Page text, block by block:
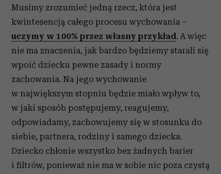
korzystasz z naszej witryny, udostępniamy partnerom
społecznościowym, reklamowym i analitycznym.
Partnerzy mogą połączyć te informacje z innymi danymi
otrzymanymi od Ciebie lub uzyskanymi podczas
korzystania z ich usług.
Musimy zrozumieć jedną rzecz, która jest
kwintesencją całego procesu wychowania –
uczymy w 100% przez własny przykład. A więc
nie ma znaczenia, jak bardzo będziemy starali się
wpoić dziecku pewne zasady i normy
zachowania. Na jego wychowanie
w największym stopniu będzie miało wpływ to,
w jaki sposób postępujemy, reagujemy,
odpowiadamy, zachowujemy się w stosunku do
siebie, partnera, rodziny i samego dziecka.
Dziecko chłonie wszystko bez żadnych barier
i filtrów, ponieważ nie ma w sobie nic poza czystą